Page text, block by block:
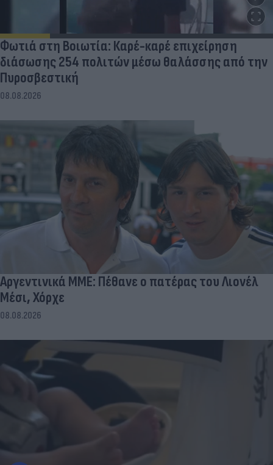
Φωτιά στη Βοιωτία: Καρέ-καρέ επιχείρηση
διάσωσης 254 πολιτών μέσω θαλάσσης από την
Πυροσβεστική
08.08.2026
Αργεντινικά ΜΜΕ: Πέθανε ο πατέρας του Λιονέλ
Μέσι, Χόρχε
08.08.2026